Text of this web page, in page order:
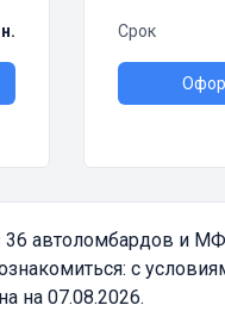
Срок
36 автоломбардов и
с
на 07.08.2026.